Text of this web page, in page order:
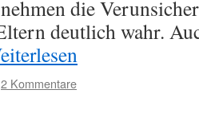
die
deutlich wahr.
2 Kommentare